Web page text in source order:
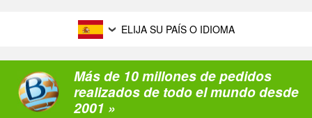
ELIJA SU PAÍS O IDIOMA
Más de 10 millones de pedidos
realizados de todo el mundo desde
2001 »